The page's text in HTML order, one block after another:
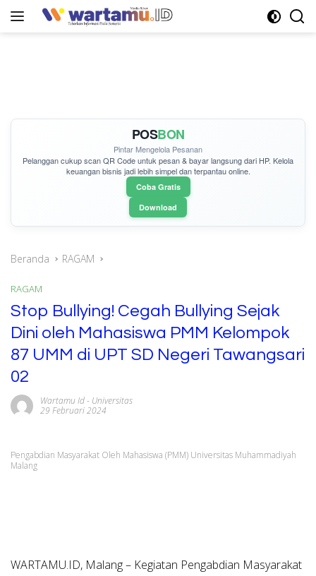
POSBON
Pintar Mengelola Pesanan
Pelanggan cukupscan QR Codeuntuk pesan & bayar langsung dari HP. Kelola
keuangan bisnis jadi lebih simpel dan terpantau online.
Coba Gratis
Download
Beranda RAGAM
RAGAM
Stop Bullying! Cegah Bullying Sejak
Dini oleh Mahasiswa PMM Kelompok
87 UMM di UPT SD Negeri Tawangsari
02
Wartamu Id- Universitas
29 Februari 2024
Pengabdian Masyarakat Oleh Mahasiswa (PMM) Universitas Muhammadiyah
Malang
WARTAMU.ID, Malang – Kegiatan Pengabdian Masyarakat